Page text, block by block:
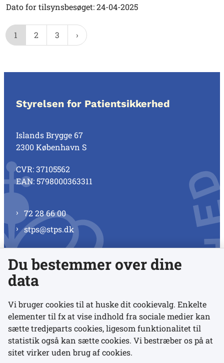
Dato for tilsynsbesøget: 24-04-2025
1 2 3
Styrelsen for Patientsikkerhed
Islands Brygge 67
2300 København S
CVR: 37105562
EAN: 5798000363311
72 28 66 00
stps@stps.dk
Se alle kontaktnumre
Links
Udgivelser
Du bestemmer over dine
data
Vi bruger cookies til at huske dit cookievalg. Enkelte
elementer til fx at vise indhold fra sociale medier kan
sætte tredjeparts cookies, ligesom funktionalitet til
statistik også kan sætte cookies. Vi bestræber os på at
sitet virker uden brug af cookies.